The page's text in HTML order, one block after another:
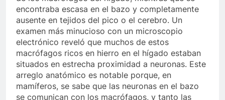
encontraba escasa en el bazo y completamente
ausente en tejidos del pico o el cerebro. Un
examen más minucioso con un microscopio
electrónico reveló que muchos de estos
macrófagos ricos en hierro en el hígado estaban
situados en estrecha proximidad a neuronas. Este
arreglo anatómico es notable porque, en
mamíferos, se sabe que las neuronas en el bazo
se comunican con los macrófagos, y tanto las